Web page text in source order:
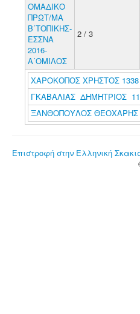
ΟΜΑΔΙΚΟ
ΠΡΩΤ/ΜΑ
Β΄ΤΟΠΙΚΗΣ-
ΕΣΣΝΑ
2016-
Α΄ΟΜΙΛΟΣ
2 / 3
ΧΑΡΟΚΟΠΟΣ ΧΡΗΣΤΟΣ 1338
ΓΚΑΒΑΛΙΑΣ ΔΗΜΗΤΡΙΟΣ
ΞΑΝΘΟΠΟΥΛΟΣ ΘΕΟΧΑΡΗΣ
Επιστροφή στην Ελληνική